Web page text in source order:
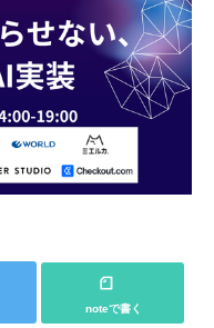
noteで書く